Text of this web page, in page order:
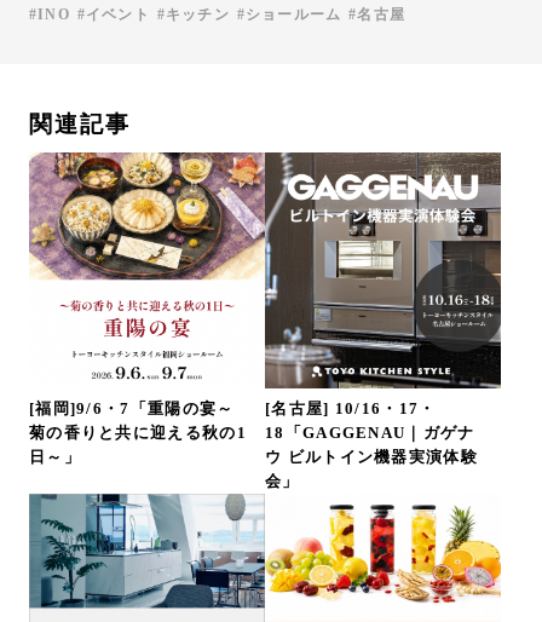
INO イベント キッチン ショールーム 名古屋
関連記事
[福岡]9/6・7「重陽の宴～
菊の香りと共に迎える秋の1
日～」
[名古屋] 10/16・17・
18「GAGGENAU｜ガゲナ
ウ ビルトイン機器実演体験
会」